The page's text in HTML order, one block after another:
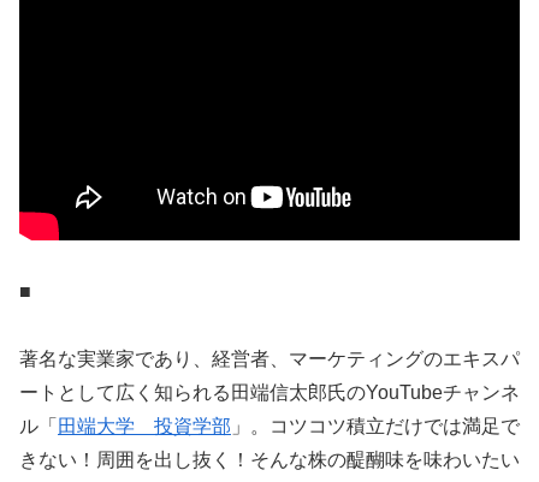
■
著名な実業家であり、経営者、マーケティングのエキスパ
ートとして広く知られる田端信太郎氏のYouTubeチャンネ
ル「 田端大学 投資学部 」。コツコツ積立だけでは満足で
きない！周囲を出し抜く！そんな株の醍醐味を味わいたい